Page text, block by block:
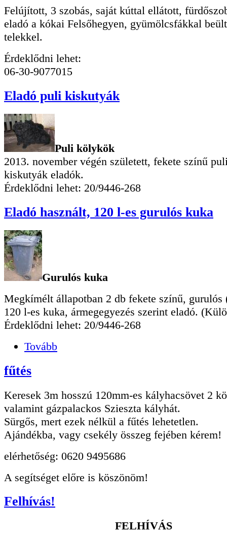
Felújított, 3 szobás, saját kúttal ellátott,
eladó a kókai Felsőhegyen, gyümölcsfákkal
telekkel.
Érdeklődni lehet:
06-30-9077015
Eladó puli kiskutyák
Puli kölykök
2013. november végén született, fekete színű
kiskutyák eladók.
Érdeklődni lehet: 20/9446-268
Eladó használt, 120 l-es gurulós kuka
Gurulós kuka
Megkímélt állapotban 2 db fekete színű, gurulós
120 l-es kuka, ármegegyezés szerint eladó.
Érdeklődni lehet: 20/9446-268
Tovább
fűtés
Keresek 3m hosszú 120mm-es kályhacsövet 2
valamint gázpalackos Szieszta kályhát.
Sürgős, mert ezek nélkül a fűtés lehetetlen.
Ajándékba, vagy csekély összeg fejében kérem!
elérhetőség: 0620 9495686
A segítséget előre is köszönöm!
Felhívás!
FELHÍVÁS